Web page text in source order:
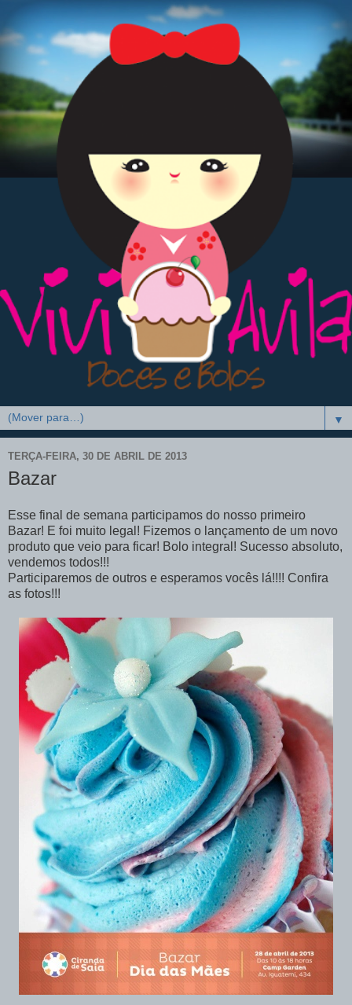
▼
TERÇA-FEIRA, 30 DE ABRIL DE 2013
Bazar
Esse final de semana participamos do nosso primeiro
Bazar! E foi muito legal! Fizemos o lançamento de um novo
produto que veio para ficar! Bolo integral! Sucesso absoluto,
vendemos todos!!!
Participaremos de outros e esperamos vocês lá!!!! Confira
as fotos!!!